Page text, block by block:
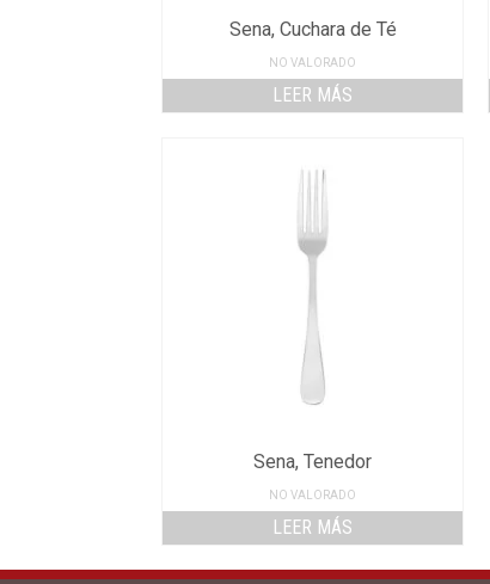
Sena, Cuchara de Té
NO VALORADO
LEER MÁS
Sena, Tenedor
NO VALORADO
LEER MÁS